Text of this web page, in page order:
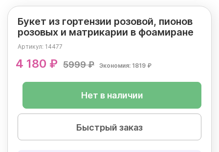
Букет из гортензии розовой, пионов
розовых и матрикарии в фоамиране
Артикул: 14477
4 180 ₽ 5999 ₽ Экономия: 1819 ₽
Нет в наличии
Быстрый заказ